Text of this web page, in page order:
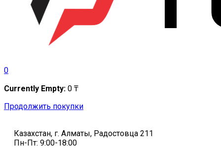
0
Currently Empty: 0 ₸
Продолжить покупки
Казахстан, г. Алматы, Радостовца 211
Пн-Пт: 9:00-18:00